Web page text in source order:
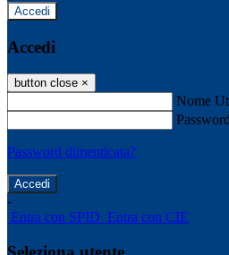
Accedi
Accedi
button close ×
Nome
Password dimenticata?
-
Entra con SPID Entra con CIE